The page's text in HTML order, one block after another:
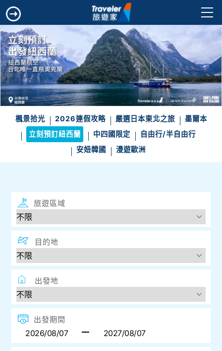
楓景拾光 2026連假攻略 嚴選日本東北之旅
墨爾本
立刻預訂紐西蘭
中四國限定
自由行/半自由行
安妞韓國
漫遊歐洲
旅遊區域
目的地
出發地
出發期間